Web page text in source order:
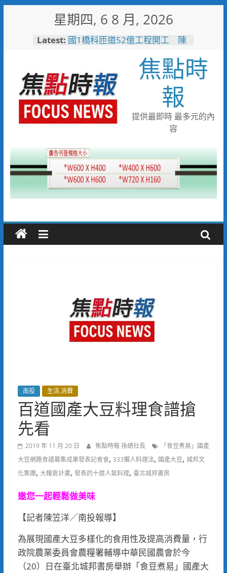
星期四, 6 8 月, 2026
Latest: 國1橋科匝道52億工程開工 陳
高雄水利局推水保闖關活動 親
子健走學防災拿好禮
台糖80週年推首款品牌IP「角
糖」 方糖變身萌角色重啟糖業
文化新故事
「七轉七接」水湳轉運中心交通
任意門 台中四大轉運中心啟
大林蒲遷村穩步推進 安置地道
路成型116年啟動配地
焦點時
報
提供最即時 最多元的內
容
南投 生活.消費
百道國產大豆料理食譜搶
先看
2019 年 11 月 20 日 焦點時報 孫總社長
「食豆煮易」國產
大豆網路食譜募集成果發表記者會, 333懶人料理法, 國產大豆, 城邦文
化集團, 大糧倉計畫, 發表的十道人氣料理, 臺北城邦書房
邀您一起輕鬆做美味
【記者陳笠洋／南投報導】
為展現國產大豆多樣化的食用性及提高消費量，行
政院農業委員會農糧署輔導中華民國農會於今
（20）日在臺北城邦書房舉辦「食豆煮易」國產大